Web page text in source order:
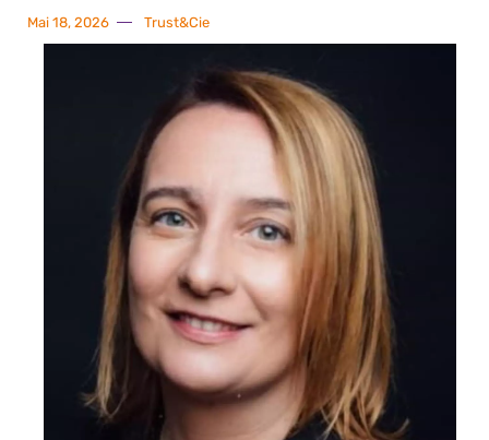
Mai 18, 2026 Trust&Cie